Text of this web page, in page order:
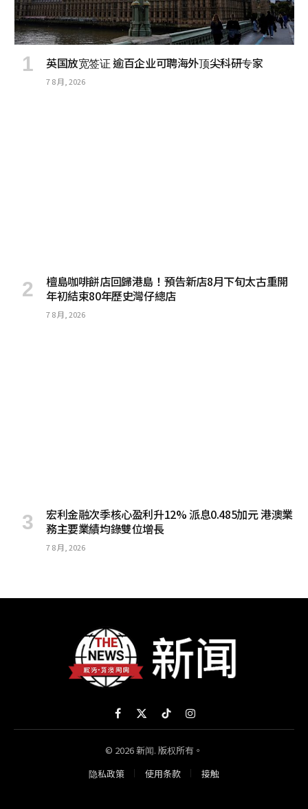
英国放宽签证 逾百企业可聘海外顶尖科研专家
7 8 月, 2026
檀島咖啡餅店回歸港島！預告新店8月下旬太古重開
年初結束80年歷史灣仔總店
7 8 月, 2026
宏利金融次季核心盈利升12% 派息0.485加元 港澳業
務主要業績均錄雙位增長
7 8 月, 2026
Facebook
X
(Twitter)
TikTokInstagram
© 2026 新闻. 版权所有。
隐私政策
使用条款 接触